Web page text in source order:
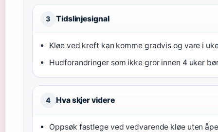
3 Tidslinjesignal
Kløe ved kreft kan komme gradvis og vare i
Hudforandringer som ikke gror innen 4 uker
4 Hva skjer videre
Oppsøk fastlege ved vedvarende kløe uten